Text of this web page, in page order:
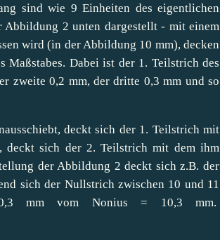
sind wie 9 Einheiten des eigentlichen
2 unten dargestellt - mit einem
wird (in der Abbildung 10 mm), decken
Dabei ist der 1. Teilstrich des
zweite 0,2 mm, der dritte 0,3 mm und so
deckt sich der 1. Teilstrich mit
deckt sich der 2. Teilstrich mit dem ihm
der Abbildung 2 deckt sich z.B. der
sich der Nullstrich zwischen 10 und 11
mm vom Nonius = 10,3 mm.